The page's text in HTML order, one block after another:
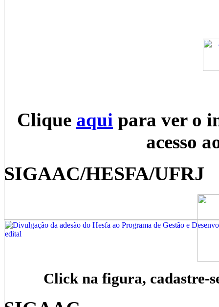
Clique aqui para ver o
acesso
SIGAAC/HESFA/UFRJ
Click na figura, cadastre-